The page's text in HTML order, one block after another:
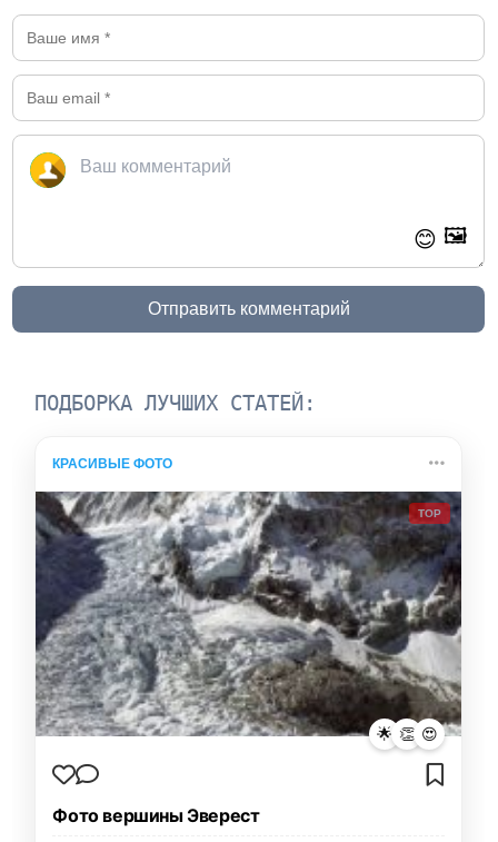
😊 🖼️
Отправить комментарий
ПОДБОРКА ЛУЧШИХ СТАТЕЙ:
КРАСИВЫЕ ФОТО
TOP
🌟 👏 😍
Фото вершины Эверест